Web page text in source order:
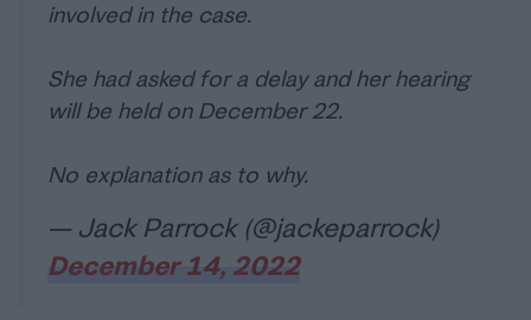
involved in the case.
She had asked for a delay and her hearing
will be held on December 22.
No explanation as to why.
— Jack Parrock (@jackeparrock)
December 14, 2022